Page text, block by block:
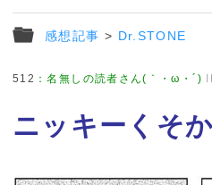
感想記事 > Dr.STONE
512 ：名無しの読者さん(｀・ω・´)
ニッキーくそ